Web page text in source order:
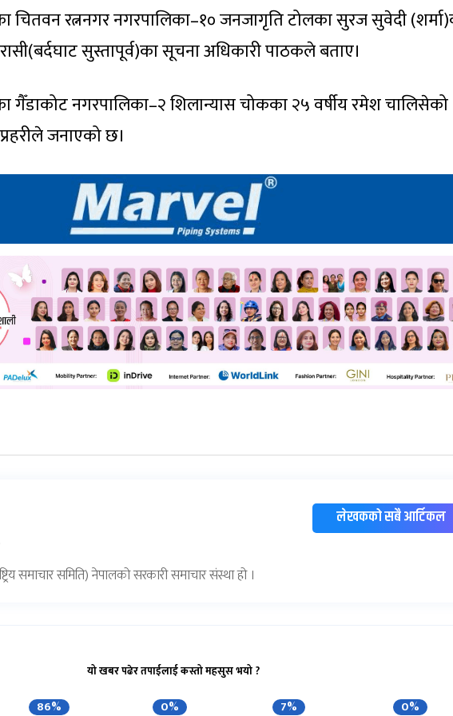
चितवन रत्ननगर नगरपालिका–१० जनजागृति टोलका सुरज सुवेदी
सुस्तापूर्व)का सूचना अधिकारी पाठकले बताए।
गैँडाकोट नगरपालिका–२ शिलान्यास चोकका २५ वर्षीय रमेश चालिसेको
जनाएको छ।
समाचार समिति) नेपालको सरकारी समाचार संस्था हो ।
लेखकको सबै आर्टिकल
यो खबर पढेर तपाईलाई कस्तो महसुस भयो ?
86% 0% 7% 0%